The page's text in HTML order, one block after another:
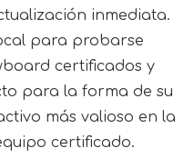
inmediata.
para probarse
certificados y
para la forma de su
más valioso en la
certificado.